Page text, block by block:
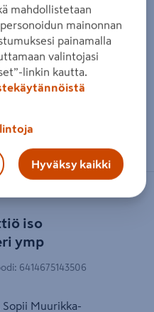
kosketusnäytöllä
iso
ymp
: 6414675143506
Muurikka-
mahdollistetaan
mainonnan
painamalla
valintojasi
linkin kautta.
Hyväksy kaikki